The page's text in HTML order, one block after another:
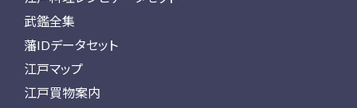
武鑑全集
藩IDデータセット
江戸マップ
江戸買物案内